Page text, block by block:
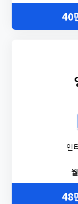
40
인
월
48